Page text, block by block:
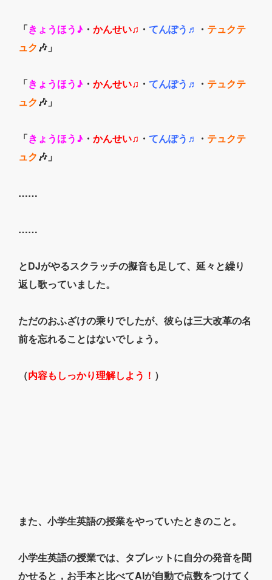
「きょうほう♪ ・ かんせい♫ ・ てんぽう♬ ・ テュクテ
ュク🎶」
「きょうほう♪ ・ かんせい♫ ・ てんぽう♬ ・ テュクテ
ュク🎶」
「きょうほう♪ ・ かんせい♫ ・ てんぽう♬ ・ テュクテ
ュク🎶」
……
……
とDJがやるスクラッチの擬音も足して、延々と繰り
返し歌っていました。
ただのおふざけの乘りでしたが、彼らは三大改革の名
前を忘れることはないでしょう。
（内容もしっかり理解しよう！ ）
また、小学生英語の授業をやっていたときのこと。
小学生英語の授業では、タブレットに自分の発音を聞
かせると，お手本と比べてAIが自動で点数をつけてく